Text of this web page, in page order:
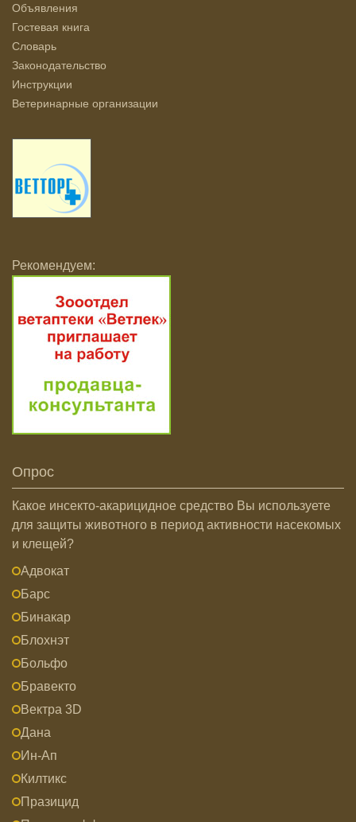
Объявления
Гостевая книга
Словарь
Законодательство
Инструкции
Ветеринарные организации
Рекомендуем:
Опрос
Какое инсекто-акарицидное средство Вы используете
для защиты животного в период активности насекомых
и клещей?
Адвокат
Барс
Бинакар
Блохнэт
Больфо
Бравекто
Вектра 3D
Дана
Ин-Ап
Килтикс
Празицид